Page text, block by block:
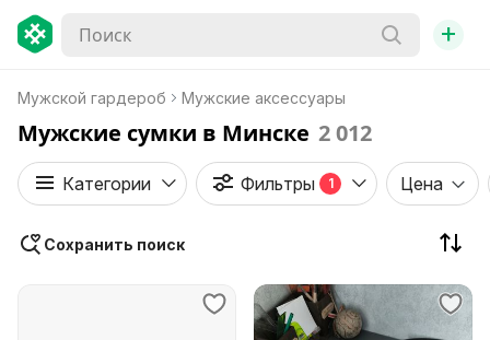
+
Мужской гардероб Мужские аксессуары
Мужские сумки в Минске 2 012
Категории Фильтры 1 Цена
Сохранить поиск